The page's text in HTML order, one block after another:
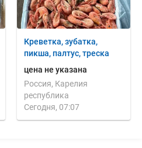
Креветка, зубатка,
пикша, палтус, треска
цена не указана
Россия, Карелия
республика
Сегодня, 07:07